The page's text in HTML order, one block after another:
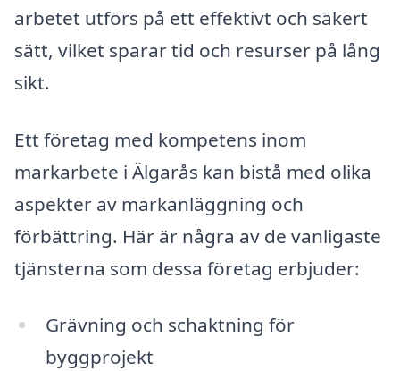
arbetet utförs på ett effektivt och säkert
sätt, vilket sparar tid och resurser på lång
sikt.
Ett företag med kompetens inom
markarbete i Älgarås kan bistå med olika
aspekter av markanläggning och
förbättring. Här är några av de vanligaste
tjänsterna som dessa företag erbjuder:
Grävning och schaktning för
byggprojekt